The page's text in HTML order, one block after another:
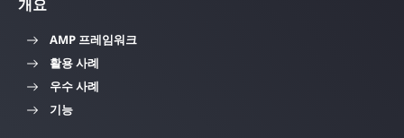
개요
AMP 프레임워크
활용 사례
우수 사례
기능